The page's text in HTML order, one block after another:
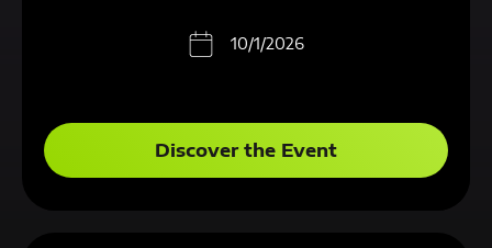
10/1/2026
Discover the Event